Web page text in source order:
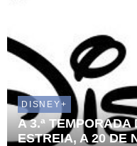
DISNEY+
A 3.ª
ESTREIA, A 20 DE